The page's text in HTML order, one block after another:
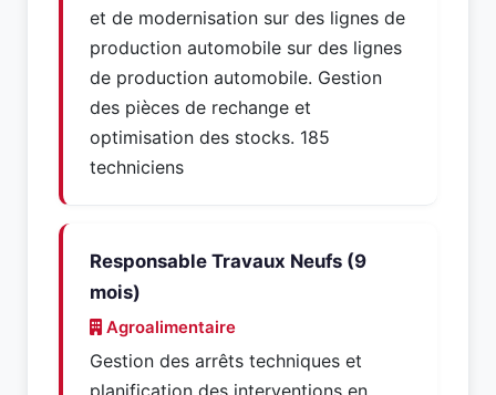
et de modernisation sur des lignes de
production automobile sur des lignes
de production automobile. Gestion
des pièces de rechange et
optimisation des stocks. 185
techniciens
Responsable Travaux Neufs (9
mois)
Agroalimentaire
Gestion des arrêts techniques et
planification des interventions en